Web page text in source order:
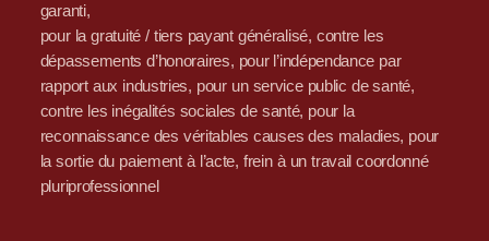
garanti,
pour la gratuité / tiers payant généralisé, contre les
dépassements d’honoraires, pour l’indépendance par
rapport aux industries, pour un service public de santé,
contre les inégalités sociales de santé, pour la
reconnaissance des véritables causes des maladies, pour
la sortie du paiement à l’acte, frein à un travail coordonné
pluriprofessionnel